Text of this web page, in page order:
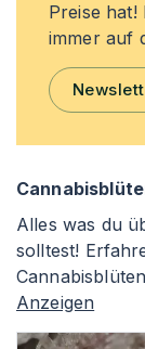
Preise hat!
immer auf
Alles was du
solltest!
Anzeigen